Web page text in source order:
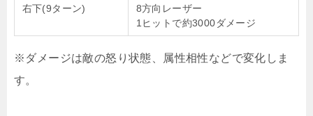
右下(9ターン)
8方向レーザー
1ヒットで約3000ダメージ
※ダメージは敵の怒り状態、属性相性などで変化しま
す。